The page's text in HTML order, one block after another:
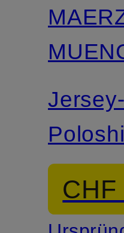
Jersey-
CHF